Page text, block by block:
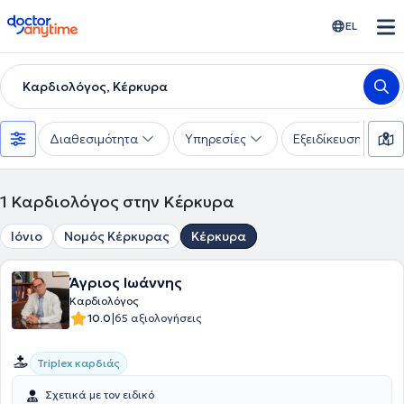
doctoranytime EL
Καρδιολόγος, Κέρκυρα
Διαθεσιμότητα Υπηρεσίες Εξειδίκευση
1 Καρδιολόγος στην Κέρκυρα
Ιόνιο Νομός Κέρκυρας Κέρκυρα
Άγριος Ιωάννης
Καρδιολόγος
10.0|65 αξιολογήσεις
Triplex καρδιάς
Σχετικά με τον ειδικό